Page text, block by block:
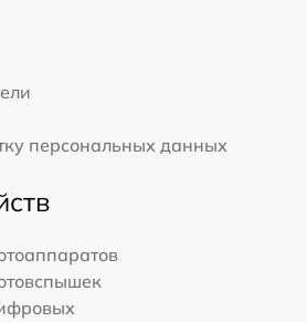
персональных данных